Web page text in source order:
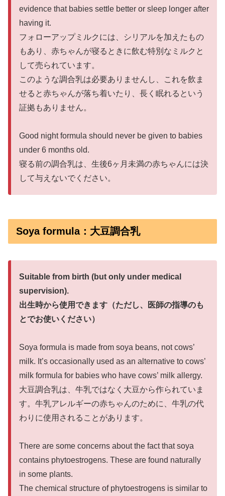
evidence that babies settle better or sleep longer after
having it.
フォローアップミルクには、シリアルを加えたもの
もあり、赤ちゃんが寝るときに飲む特別なミルクと
して売られています。
このような調合乳は必要ありませんし、これを飲ま
せると赤ちゃんが落ち着いたり、長く眠れるという
証拠もありません。
Good night formula should never be given to babies
under 6 months old.
寝る前の調合乳は、生後6ヶ月未満の赤ちゃんには決
して与えないでください。
Soya formula：大豆調合乳
Suitable from birth (but only under medical
supervision).
出生時から使用できます（ただし、医師の指導のも
とでお使いください）
Soya formula is made from soya beans, not cows’
milk. It’s occasionally used as an alternative to cows’
milk formula for babies who have cows’ milk allergy.
大豆調合乳は、牛乳ではなく大豆から作られていま
す。牛乳アレルギーの赤ちゃんのために、牛乳の代
わりに使用されることがあります。
There are some concerns about the fact that soya
contains phytoestrogens. These are found naturally
in some plants.
The chemical structure of phytoestrogens is similar to